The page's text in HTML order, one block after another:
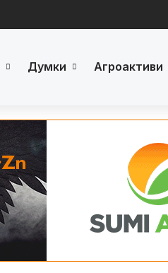
Думки Агроактиви